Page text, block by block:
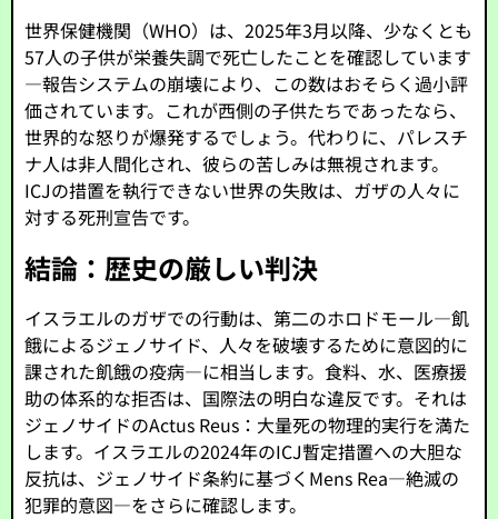
世界保健機関（WHO）は、2025年3月以降、少なくとも
57人の子供が栄養失調で死亡したことを確認しています
—報告システムの崩壊により、この数はおそらく過小評
価されています。これが西側の子供たちであったなら、
世界的な怒りが爆発するでしょう。代わりに、パレスチ
ナ人は非人間化され、彼らの苦しみは無視されます。
ICJの措置を執行できない世界の失敗は、ガザの人々に
対する死刑宣告です。
結論：歴史の厳しい判決
イスラエルのガザでの行動は、第二のホロドモール—飢
餓によるジェノサイド、人々を破壊するために意図的に
課された飢餓の疫病—に相当します。食料、水、医療援
助の体系的な拒否は、国際法の明白な違反です。それは
ジェノサイドのActus Reus：大量死の物理的実行を満た
します。イスラエルの2024年のICJ暫定措置への大胆な
反抗は、ジェノサイド条約に基づくMens Rea—絶滅の
犯罪的意図—をさらに確認します。